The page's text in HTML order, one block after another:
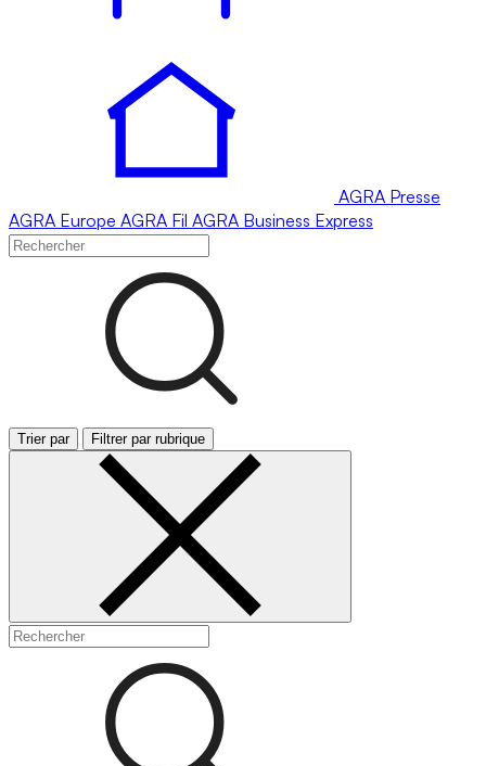
AGRA Presse
AGRA Europe AGRA Fil AGRA Business Express
Trier par Filtrer par rubrique